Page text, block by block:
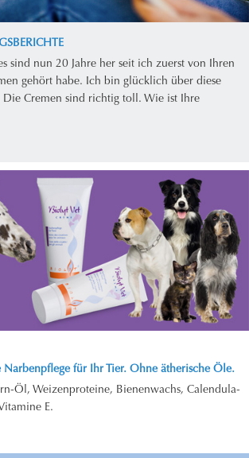
sind nun 20 Jahre her seit ich zuerst von Ihren
gehört habe. Ich bin glücklich über diese
Die Cremen sind richtig toll. Wie ist Ihre
Narbenpflege für Ihr Tier. Ohne ätherische Öle.
Öl, Weizenproteine, Bienenwachs, Calendula-
E.